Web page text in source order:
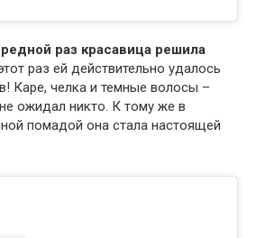
раз красавица решила
раз ей действительно удалось
Каре, челка и темные волосы –
ожидал никто. К тому же в
помадой она стала настоящей